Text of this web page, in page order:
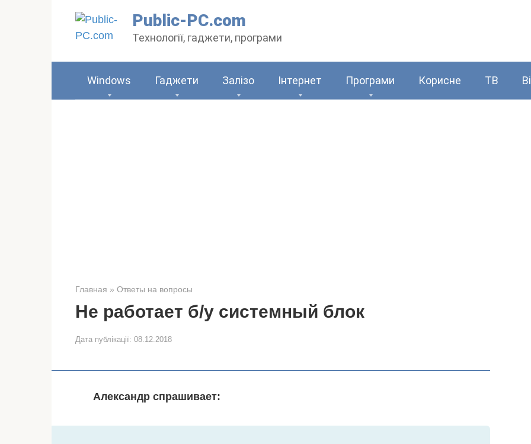
Public-PC.com
Технології, гаджети, програми
Windows Гаджети Залізо Інтернет Програми Корисне ТВ
Главная » Ответы на вопросы
Не работает б/у системный блок
Дата публікації: 08.12.2018
Александр спрашивает: